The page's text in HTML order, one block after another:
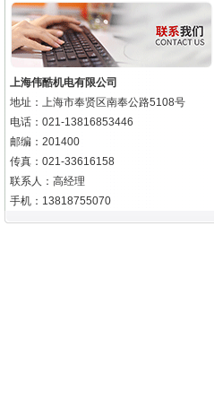
上海伟酷机电有限公司
地址：上海市奉贤区南奉公路5108号
电话：021-13816853446
邮编：201400
传真：021-33616158
联系人：高经理
手机：13818755070